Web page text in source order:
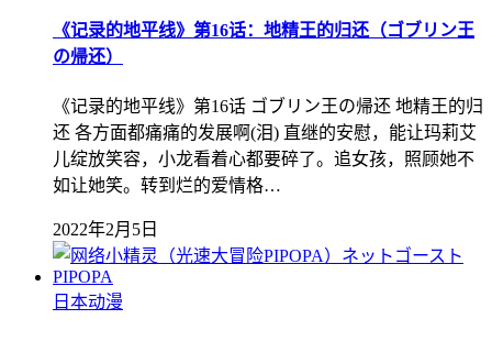
《记录的地平线》第16话：地精王的归还（ゴブリン王
の帰还）
《记录的地平线》第16话 ゴブリン王の帰还 地精王的归
还 各方面都痛痛的发展啊(泪) 直继的安慰，能让玛莉艾
儿绽放笑容，小龙看着心都要碎了。追女孩，照顾她不
如让她笑。转到烂的爱情格…
2022年2月5日
日本动漫